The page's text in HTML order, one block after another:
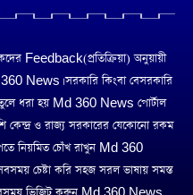
Feedback(প্রতিক্রিয়া) অনুয়ায়ী
360 News। সরকারি কিংবা বেসরকারি
ধরা হয় Md 360 News পোর্টাল
কেন্দ্র ও রাজ্য সরকারের যেকোনো রকম
নিয়মিত চোঁখ রাখুন Md 360
চেষ্টা করি সহজ সরল ভাষায় সমস্ত